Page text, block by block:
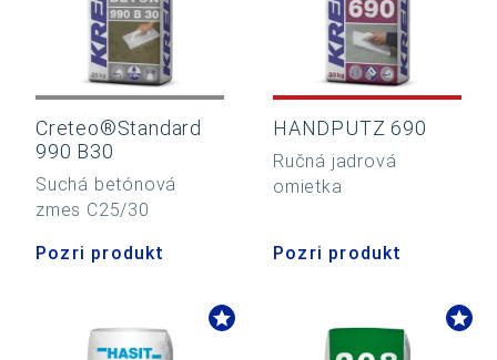
Creteo®Standard
990 B30
Suchá betónová
zmes C25/30
Pozri produkt
HANDPUTZ 690
Ručná jadrová
omietka
Pozri produkt